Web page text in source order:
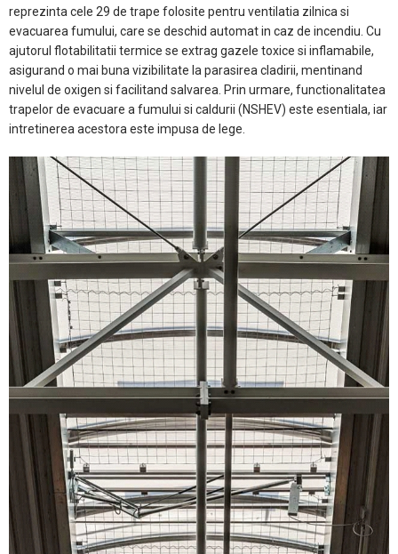
reprezinta cele 29 de trape folosite pentru ventilatia zilnica si
evacuarea fumului, care se deschid automat in caz de incendiu. Cu
ajutorul flotabilitatii termice se extrag gazele toxice si inflamabile,
asigurand o mai buna vizibilitate la parasirea cladirii, mentinand
nivelul de oxigen si facilitand salvarea. Prin urmare, functionalitatea
trapelor de evacuare a fumului si caldurii (NSHEV) este esentiala, iar
intretinerea acestora este impusa de lege.